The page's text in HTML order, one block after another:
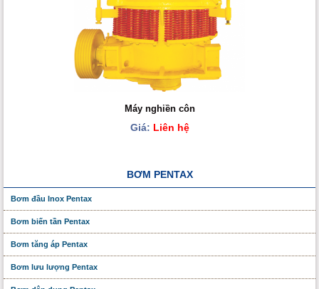
Máy nghiền côn
Giá: Liên hệ
BƠM PENTAX
Bơm đầu Inox Pentax
Bơm biến tần Pentax
Bơm tăng áp Pentax
Bơm lưu lượng Pentax